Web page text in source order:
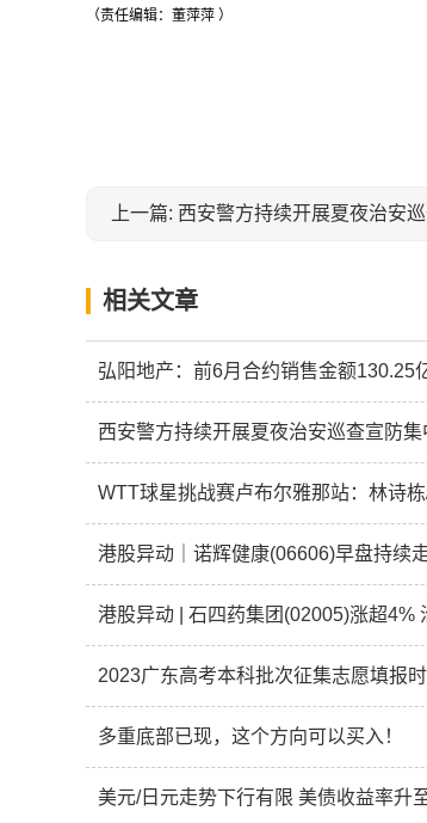
（责任编辑：董萍萍 ）
上一篇: 西安警方持续开展夏夜治安
相关文章
弘阳地产：前6月合约销售金额130.25
西安警方持续开展夏夜治安巡查宣防
WTT球星挑战赛卢布尔雅那站：林诗
港股异动 | 石四药集团(02005)涨超4%
2023广东高考本科批次征集志愿填报时
多重底部已现，这个方向可以买入！
美元/日元走势下行有限 美债收益率升